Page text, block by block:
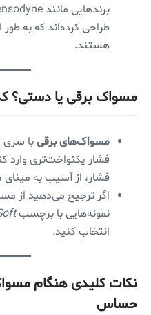
طراحی کرده‌اند که به
هستند.
مسواک برقی یا دستی؟
مسواک‌های برقیبا سری
فشار یکنواخت‌تری
فشار، از آسیب به مینای
اگر ترجیح می‌دهید از
نمونه‌هایی با برچسب
انتخاب کنید.
نکات کلیدی هنگام
حساس